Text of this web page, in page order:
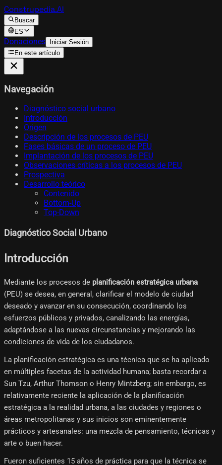
Construpedia.AI
Buscar
ES
Donaciones Iniciar Sesión
En este artículo
Navegación
Diagnóstico social urbano
Introducción
Origen
Descripción de los procesos de PEU
Fases básicas de un proceso de PEU
Implantación de los procesos de PEU
Observaciones críticas a los procesos de PEU
Prospectiva
Desarrollo teórico
Contenido
Bottom-Up
Top-Down
Diagnóstico Social Urbano
Introducción
Mediante los procesos de planificación estratégica urbana
(PEU) se desea, en general, clarificar el modelo de ciudad
deseado y avanzar en su consecución, coordinando los
esfuerzos públicos y privados, canalizando las energías,
adaptándose a las nuevas circunstancias y mejorando las
condiciones de vida de los ciudadanos.
La planificación estratégica es una técnica que se ha aplicado
en múltiples facetas de la actividad humana; basta recordar a
Sun Tzu, Arthur Thomson o Henry Mintzberg; sin embargo, es
relativamente reciente la aplicación de la planificación
estratégica a la realidad urbana, a las ciudades y regiones o
áreas metropolitanas y sus inicios son eminentemente
prácticos y artesanales: una mezcla de pensamiento, técnicas y
arte o buen hacer.
Fueron suficientes 15 años de práctica para que la técnica se